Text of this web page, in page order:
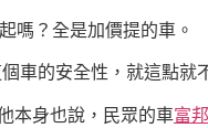
？全是加價提的車。
的安全性，就這點就
身也說，民眾的車富